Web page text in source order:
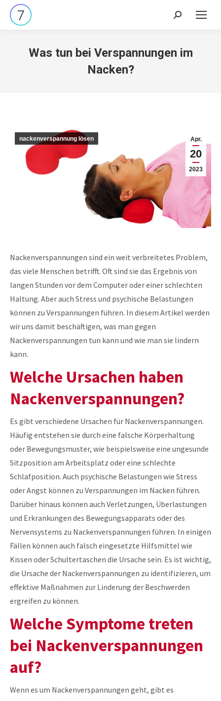
Search:
Was tun bei Verspannungen im
Nacken?
Apr.
20
2023
nackenverspannung lösen
Nackenverspannungen sind ein weit verbreitetes Problem,
das viele Menschen betrifft. Oft sind sie das Ergebnis von
langen Stunden vor dem Computer oder einer schlechten
Haltung. Aber auch Stress und psychische Belastungen
können zu Verspannungen führen. In diesem Artikel werden
wir uns damit beschäftigen, was man gegen
Nackenverspannungen tun kann und wie man sie lindern
kann.
Welche Ursachen haben
Nackenverspannungen?
Es gibt verschiedene Ursachen für Nackenverspannungen.
Häufig entstehen sie durch eine falsche Körperhaltung
oder Bewegungsmuster, wie beispielsweise eine ungesunde
Sitzposition am Arbeitsplatz oder eine schlechte
Schlafposition. Auch psychische Belastungen wie Stress
oder Angst können zu Verspannungen im Nacken führen.
Darüber hinaus können auch Verletzungen, Überlastungen
und Erkrankungen des Bewegungsapparats oder des
Nervensystems zu Nackenverspannungen führen. In einigen
Fällen können auch falsch eingesetzte Hilfsmittel wie
Kissen oder Schultertaschen die Ursache sein. Es ist wichtig,
die Ursache der Nackenverspannungen zu identifizieren, um
effektive Maßnahmen zur Linderung der Beschwerden
ergreifen zu können.
Welche Symptome treten
bei Nackenverspannungen
auf?
Wenn es um Nackenverspannungen geht, gibt es